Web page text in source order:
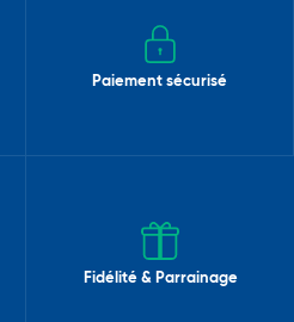
Paiement sécurisé
Fidélité & Parrainage